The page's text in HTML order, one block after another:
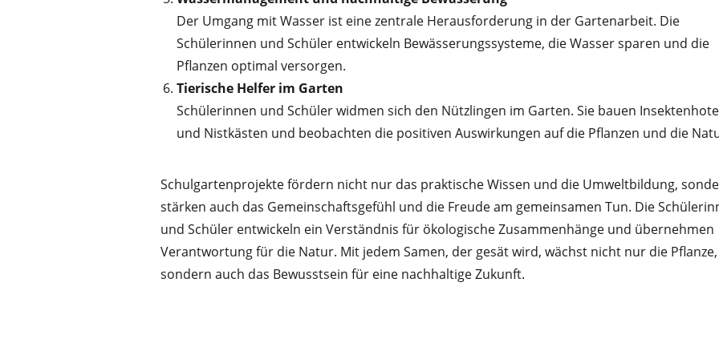
Der Umgang mit Wasser ist eine zentrale Herausforderung in der Gartenarbeit. Die
Schülerinnen und Schüler entwickeln Bewässerungssysteme, die Wasser sparen und die
Pflanzen optimal versorgen.
Tierische Helfer im Garten
Schülerinnen und Schüler widmen sich den Nützlingen im Garten. Sie bauen
und Nistkästen und beobachten die positiven Auswirkungen auf die Pflanzen und die
Schulgartenprojekte fördern nicht nur das praktische Wissen und die Umweltbildung,
stärken auch das Gemeinschaftsgefühl und die Freude am gemeinsamen Tun. Die
und Schüler entwickeln ein Verständnis für ökologische Zusammenhänge und übernehmen
Verantwortung für die Natur. Mit jedem Samen, der gesät wird, wächst nicht nur die Pflanze,
sondern auch das Bewusstsein für eine nachhaltige Zukunft.